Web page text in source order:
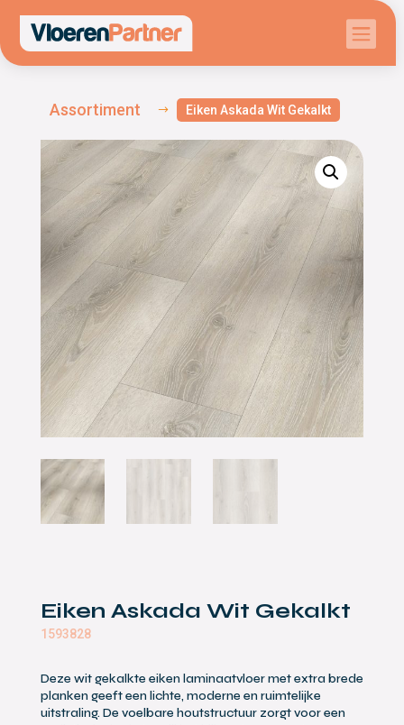

Assortiment $ Eiken Askada Wit Gekalkt
Eiken Askada Wit Gekalkt
1593828
Deze wit gekalkte eiken laminaatvloer met extra brede
planken geeft een lichte, moderne en ruimtelijke
uitstraling. De voelbare houtstructuur zorgt voor een